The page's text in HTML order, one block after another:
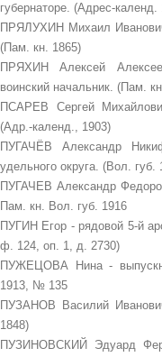
губернаторе. (Адрес-календ.
ПРЯЛУХИН Михаил
(Пам. кн. 1865)
ПРЯХИН Алексей
воинский начальник. (Пам.
ПСАРЕВ Сергей
(Адр.-календ., 1903)
ПУГАЧЁВ Александр
удельного округа. (Вол. губ.
ПУГАЧЕВ Александр
Пам. кн. Вол. губ. 1916
ПУГИН Егор - рядовой 5-й
ф. 124, оп. 1, д. 2730)
ПУЖЕЦОВА Нина -
1913, № 135
ПУЗАНОВ Василий
1848)
ПУЗИНОВСКИЙ Эдуард